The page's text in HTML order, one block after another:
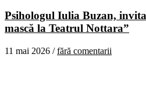
Psihologul Iulia Buzan,
mască la Teatrul Nottara”
11 mai 2026 /fără comentarii